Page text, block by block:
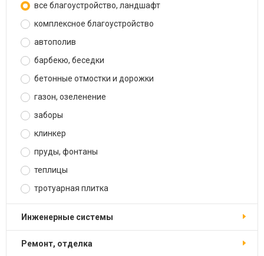
все благоустройство, ландшафт
комплексное благоустройство
автополив
барбекю, беседки
бетонные отмостки и дорожки
газон, озеленение
заборы
клинкер
пруды, фонтаны
теплицы
тротуарная плитка
инженерные системы
ремонт, отделка